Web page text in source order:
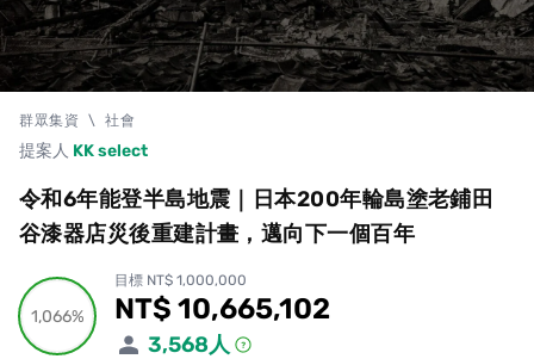
群眾集資 \ 社會
提案人 KK select
令和6年能登半島地震｜日本200年輪島塗老鋪田
谷漆器店災後重建計畫，邁向下一個百年
1,066%
1,066%
目標 NT$ 1,000,000
累計集資金額
NT$ 10,665,102
3,568人